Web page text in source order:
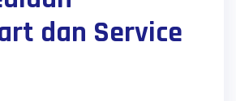
dan Service